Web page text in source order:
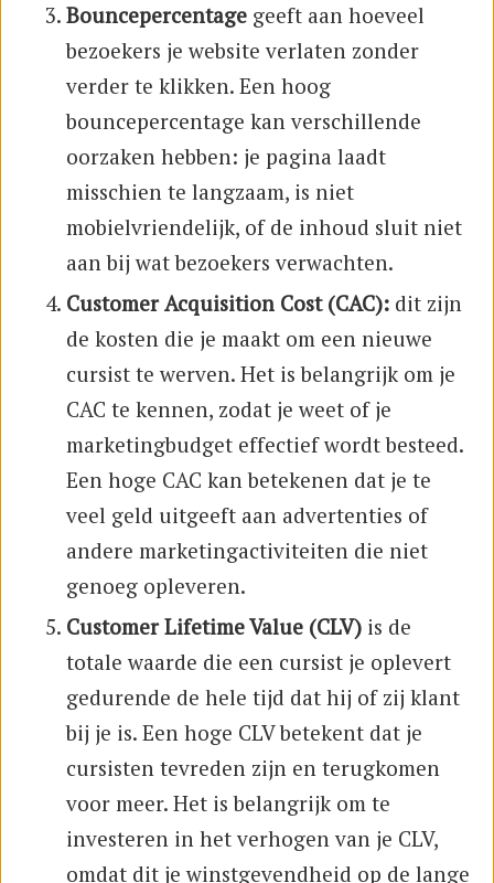
Bouncepercentage geeft aan hoeveel
bezoekers je website verlaten zonder
verder te klikken. Een hoog
bouncepercentage kan verschillende
oorzaken hebben: je pagina laadt
misschien te langzaam, is niet
mobielvriendelijk, of de inhoud sluit niet
aan bij wat bezoekers verwachten.
Customer Acquisition Cost (CAC): dit zijn
de kosten die je maakt om een nieuwe
cursist te werven. Het is belangrijk om je
CAC te kennen, zodat je weet of je
marketingbudget effectief wordt besteed.
Een hoge CAC kan betekenen dat je te
veel geld uitgeeft aan advertenties of
andere marketingactiviteiten die niet
genoeg opleveren.
Customer Lifetime Value (CLV) is de
totale waarde die een cursist je oplevert
gedurende de hele tijd dat hij of zij klant
bij je is. Een hoge CLV betekent dat je
cursisten tevreden zijn en terugkomen
voor meer. Het is belangrijk om te
investeren in het verhogen van je CLV,
omdat dit je winstgevendheid op de lange